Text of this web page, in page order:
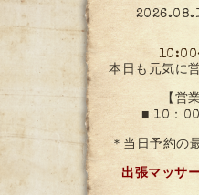
本日も元気に
【営
■ 10：
＊当日予約の
出張マッサ